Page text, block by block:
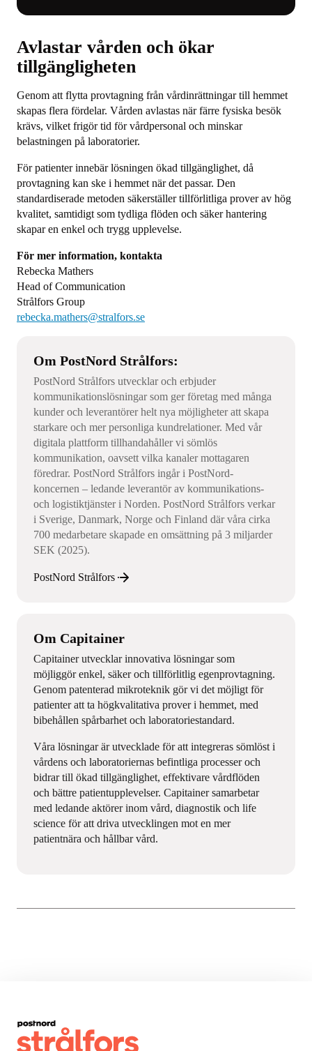
Avlastar vården och ökar
tillgängligheten
Genom att flytta provtagning från vårdinrättningar till hemmet
skapas flera fördelar. Vården avlastas när färre fysiska besök
krävs, vilket frigör tid för vårdpersonal och minskar
belastningen på laboratorier.
För patienter innebär lösningen ökad tillgänglighet, då
provtagning kan ske i hemmet när det passar. Den
standardiserade metoden säkerställer tillförlitliga prover av hög
kvalitet, samtidigt som tydliga flöden och säker hantering
skapar en enkel och trygg upplevelse.
För mer information, kontakta
Rebecka Mathers
Head of Communication
Strålfors Group
rebecka.mathers@stralfors.se
Om PostNord Strålfors:
PostNord Strålfors utvecklar och erbjuder
kommunikationslösningar som ger företag med många
kunder och leverantörer helt nya möjligheter att skapa
starkare och mer personliga kundrelationer. Med vår
digitala plattform tillhandahåller vi sömlös
kommunikation, oavsett vilka kanaler mottagaren
föredrar. PostNord Strålfors ingår i PostNord-
koncernen – ledande leverantör av kommunikations-
och logistiktjänster i Norden. PostNord Strålfors verkar
i Sverige, Danmark, Norge och Finland där våra cirka
700 medarbetare skapade en omsättning på 3 miljarder
SEK (2025).
PostNord Strålfors
Om Capitainer
Capitainer utvecklar innovativa lösningar som
möjliggör enkel, säker och tillförlitlig egenprovtagning.
Genom patenterad mikroteknik gör vi det möjligt för
patienter att ta högkvalitativa prover i hemmet, med
bibehållen spårbarhet och laboratoriestandard.
Våra lösningar är utvecklade för att integreras sömlöst i
vårdens och laboratoriernas befintliga processer och
bidrar till ökad tillgänglighet, effektivare vårdflöden
och bättre patientupplevelser. Capitainer samarbetar
med ledande aktörer inom vård, diagnostik och life
science för att driva utvecklingen mot en mer
patientnära och hållbar vård.